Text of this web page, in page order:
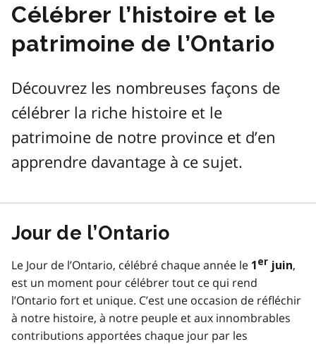
Célébrer l’histoire et le
patrimoine de l’Ontario
Découvrez les nombreuses façons de
célébrer la riche histoire et le
patrimoine de notre province et d’en
apprendre davantage à ce sujet.
Jour de l’Ontario
Le Jour de l’Ontario, célébré chaque année le 1 er juin,
est un moment pour célébrer tout ce qui rend
l’Ontario fort et unique. C’est une occasion de réfléchir
à notre histoire, à notre peuple et aux innombrables
contributions apportées chaque jour par les